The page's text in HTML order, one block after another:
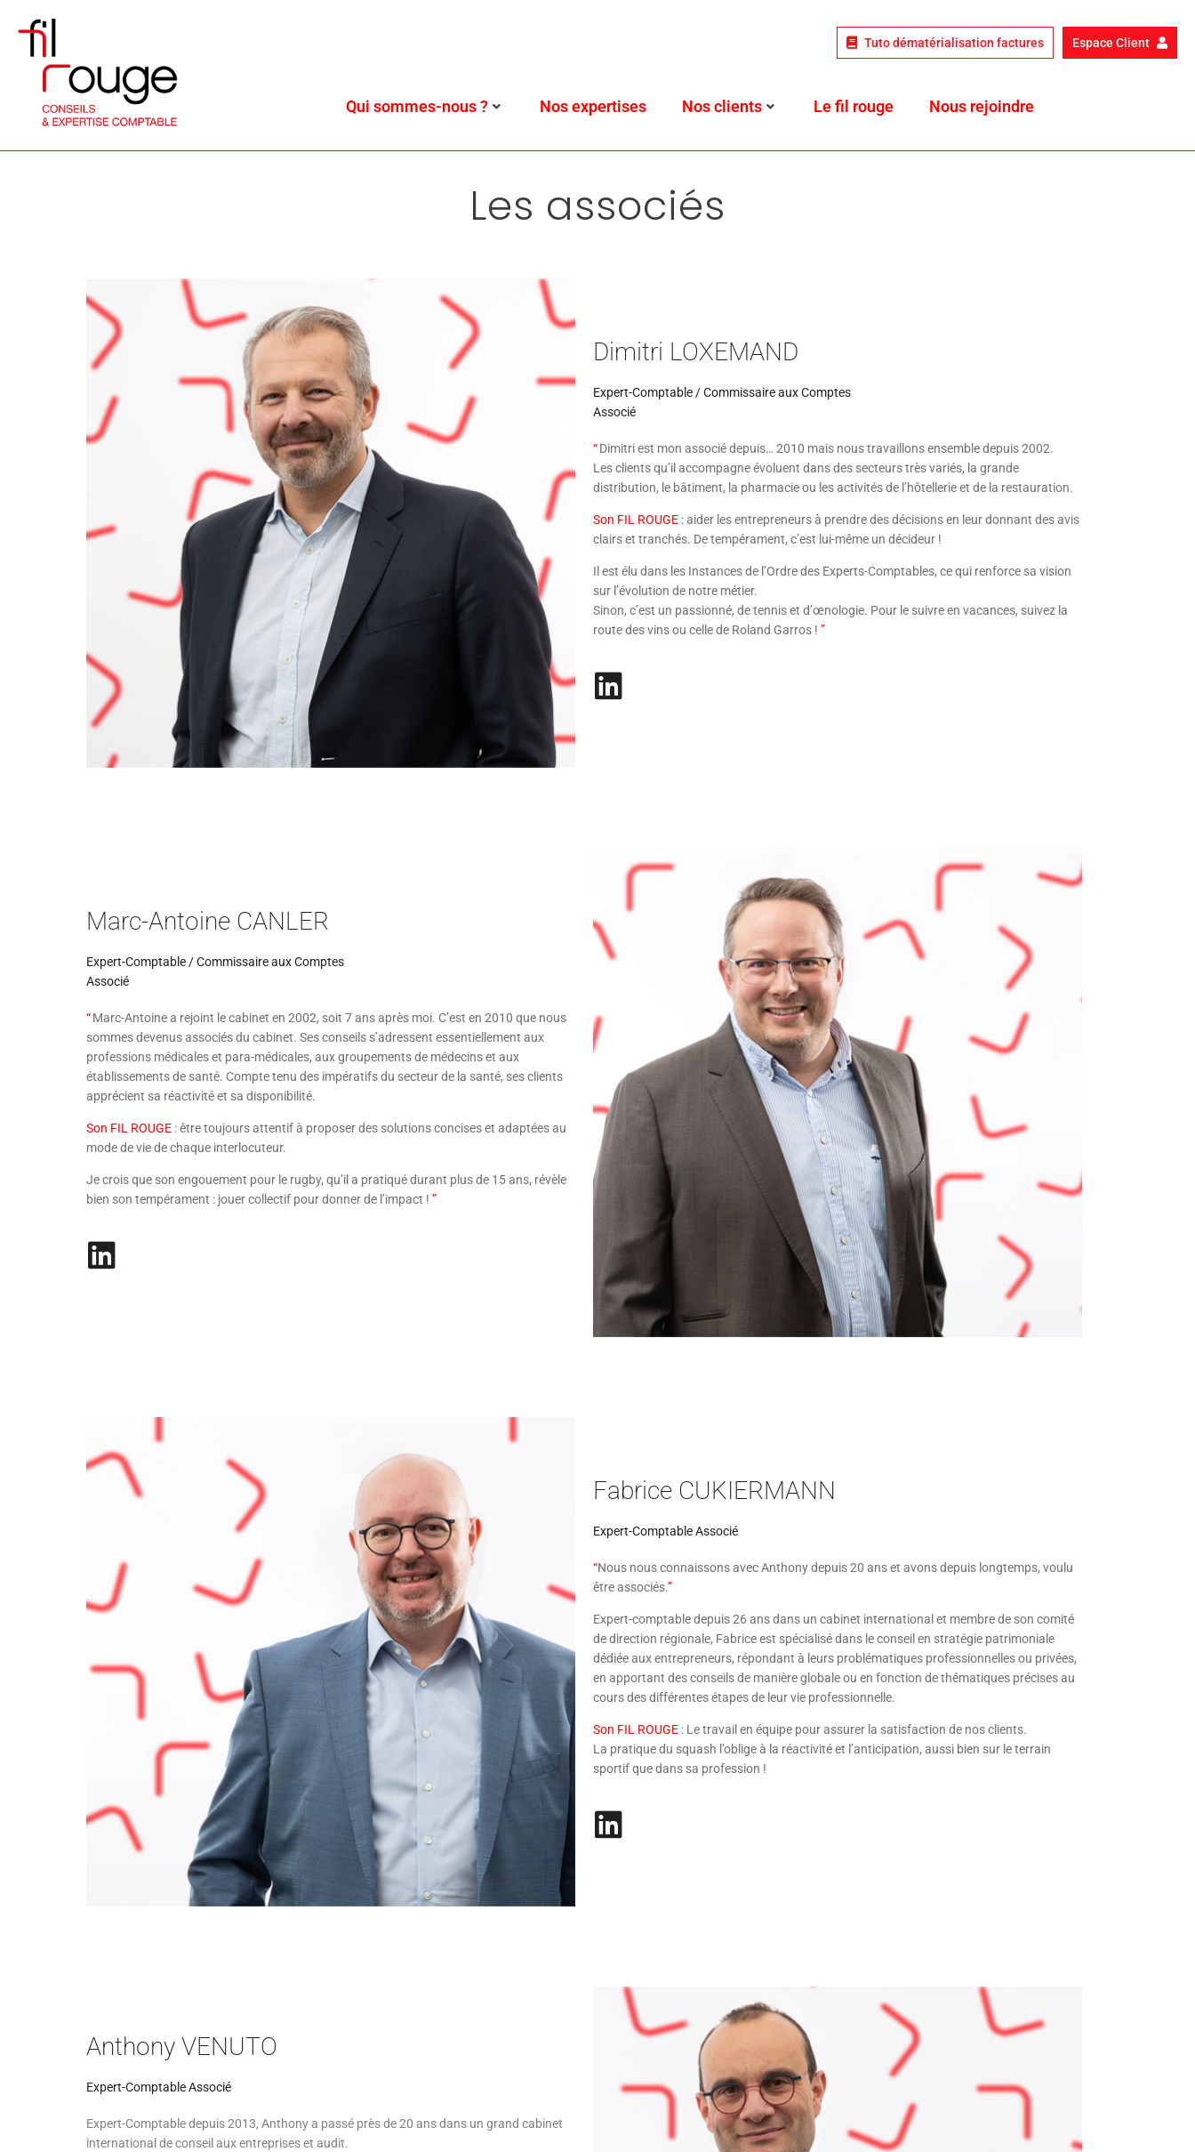
Tuto dématérialisation factures Espace Client
Qui sommes-nous ? Nos expertises Nos clients Le fil rouge Nous rejoindre
Les associés
Dimitri LOXEMAND
Expert-Comptable / Commissaire aux Comptes
Associé
“Dimitri est mon associé depuis… 2010 mais nous travaillons ensemble depuis 2002.
Les clients qu’il accompagne évoluent dans des secteurs très variés, la grande
distribution, le bâtiment, la pharmacie ou les activités de l’hôtellerie et de la restauration.
Son FIL ROUGE : aider les entrepreneurs à prendre des décisions en leur donnant des avis
clairs et tranchés. De tempérament, c’est lui-même un décideur !
Il est élu dans les Instances de l’Ordre des Experts-Comptables, ce qui renforce sa vision
sur l’évolution de notre métier.
Sinon, c’est un passionné, de tennis et d’œnologie. Pour le suivre en vacances, suivez la
route des vins ou celle de Roland Garros ! ”
Marc-Antoine CANLER
Expert-Comptable / Commissaire aux Comptes
Associé
“Marc-Antoine a rejoint le cabinet en 2002, soit 7 ans après moi. C’est en 2010 que nous
sommes devenus associés du cabinet. Ses conseils s’adressent essentiellement aux
professions médicales et para-médicales, aux groupements de médecins et aux
établissements de santé. Compte tenu des impératifs du secteur de la santé, ses clients
apprécient sa réactivité et sa disponibilité.
Son FIL ROUGE : être toujours attentif à proposer des solutions concises et adaptées au
mode de vie de chaque interlocuteur.
Je crois que son engouement pour le rugby, qu’il a pratiqué durant plus de 15 ans, révèle
bien son tempérament : jouer collectif pour donner de l’impact ! ”
Fabrice CUKIERMANN
Expert-Comptable Associé
“Nous nous connaissons avec Anthony depuis 20 ans et avons depuis longtemps, voulu
être associés.”
Expert-comptable depuis 26 ans dans un cabinet international et membre de son comité
de direction régionale, Fabrice est spécialisé dans le conseil en stratégie patrimoniale
dédiée aux entrepreneurs, répondant à leurs problématiques professionnelles ou privées,
en apportant des conseils de manière globale ou en fonction de thématiques précises au
cours des différentes étapes de leur vie professionnelle.
Son FIL ROUGE : Le travail en équipe pour assurer la satisfaction de nos clients.
La pratique du squash l’oblige à la réactivité et l’anticipation, aussi bien sur le terrain
sportif que dans sa profession !
Anthony VENUTO
Expert-Comptable Associé
Expert-Comptable depuis 2013, Anthony a passé près de 20 ans dans un grand cabinet
international de conseil aux entreprises et audit.